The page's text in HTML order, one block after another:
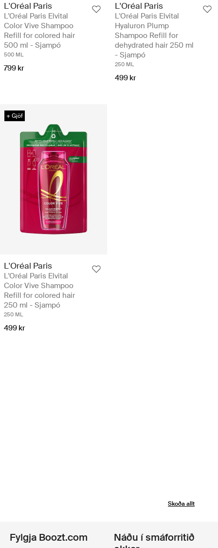
L'Oréal Paris
L'Oréal Paris Elvital
Color Vive Shampoo
Refill for colored hair
500 ml - Sjampó
500 ML
799 kr
L'Oréal Paris
L'Oréal Paris Elvital
Hyaluron Plump
Shampoo Refill for
dehydrated hair 250 ml
- Sjampó
250 ML
499 kr
+ Gjöf
L'Oréal Paris
L'Oréal Paris Elvital
Color Vive Shampoo
Refill for colored hair
250 ml - Sjampó
250 ML
499 kr
Skoða allt
Fylgja Boozt.com
Náðu í smáforritið